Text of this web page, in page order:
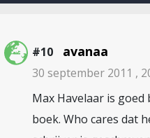
#10 avanaa
30 september 2011 ,
Max Havelaar is
boek. Who cares dat